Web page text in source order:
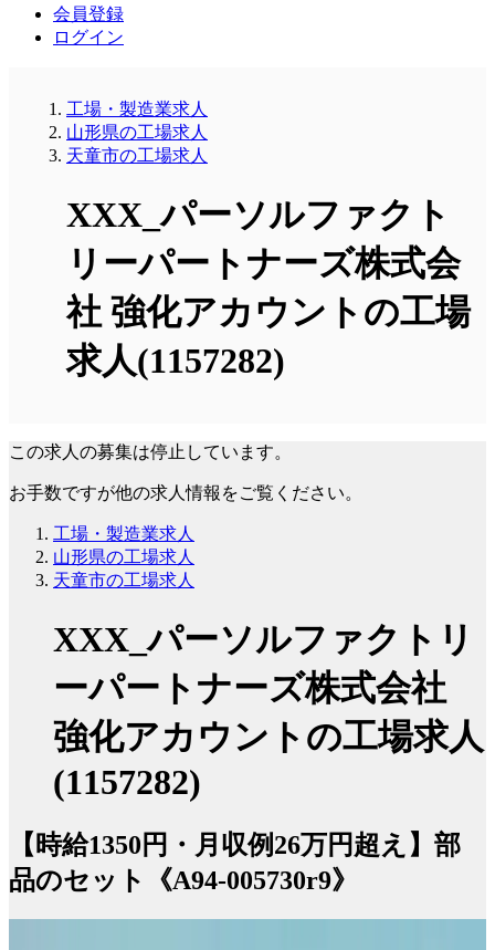
会員登録
ログイン
工場・製造業求人
山形県の工場求人
天童市の工場求人
XXX_パーソルファクト
リーパートナーズ株式会
社 強化アカウントの工場
求人(1157282)
この求人の募集は停止しています。
お手数ですが他の求人情報をご覧ください。
工場・製造業求人
山形県の工場求人
天童市の工場求人
XXX_パーソルファクトリ
ーパートナーズ株式会社
強化アカウントの工場求人
(1157282)
【時給1350円・月収例26万円超え】部
品のセット《A94-005730r9》